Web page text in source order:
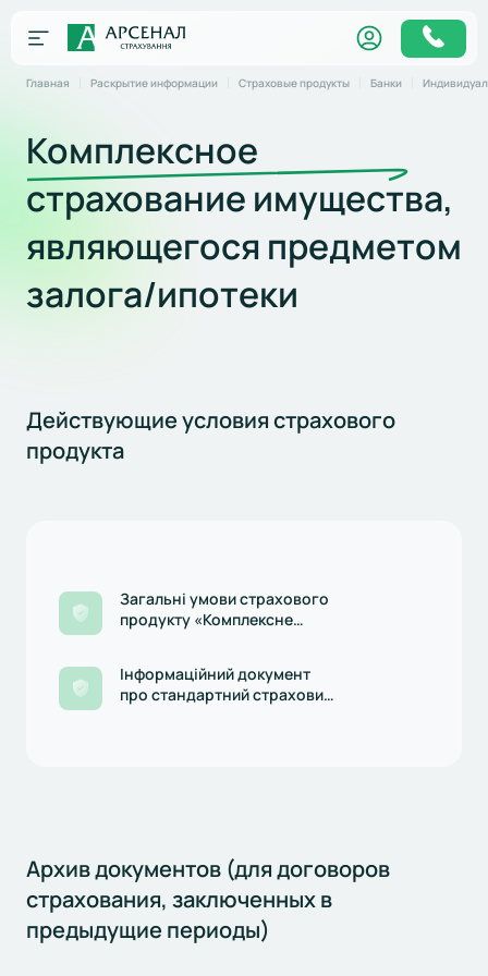
Главная Раскрытие информации Страховые продукты Банки
Комплексное
страхование имущества,
являющегося предметом
залога/ипотеки
Действующие условия страхового
продукта
Загальні умови страхового
продукту «Комплексне
АТ «ОЩАДБАНК», редакція
діє з 01.04.2025р.
Інформаційний документ
про стандартний страховий
Архив документов (для договоров
страхования, заключенных в
предыдущие периоды)